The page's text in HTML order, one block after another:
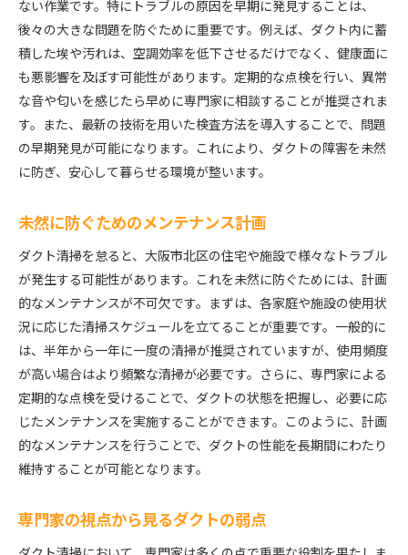
ない作業です。特にトラブルの原因を早期に発見することは、
後々の大きな問題を防ぐために重要です。例えば、ダクト内に蓄
積した埃や汚れは、空調効率を低下させるだけでなく、健康面に
も悪影響を及ぼす可能性があります。定期的な点検を行い、異常
な音や匂いを感じたら早めに専門家に相談することが推奨されま
す。また、最新の技術を用いた検査方法を導入することで、問題
の早期発見が可能になります。これにより、ダクトの障害を未然
に防ぎ、安心して暮らせる環境が整います。
未然に防ぐためのメンテナンス計画
ダクト清掃を怠ると、大阪市北区の住宅や施設で様々なトラブル
が発生する可能性があります。これを未然に防ぐためには、計画
的なメンテナンスが不可欠です。まずは、各家庭や施設の使用状
況に応じた清掃スケジュールを立てることが重要です。一般的に
は、半年から一年に一度の清掃が推奨されていますが、使用頻度
が高い場合はより頻繁な清掃が必要です。さらに、専門家による
定期的な点検を受けることで、ダクトの状態を把握し、必要に応
じたメンテナンスを実施することができます。このように、計画
的なメンテナンスを行うことで、ダクトの性能を長期間にわたり
維持することが可能となります。
専門家の視点から見るダクトの弱点